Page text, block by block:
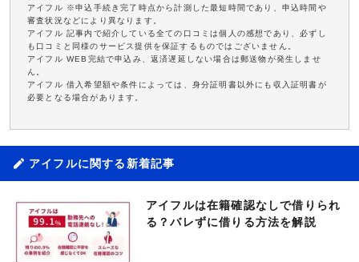
アイフル ※申込手続き完了時点から計測した最短時間であり、申込時間や
審査状況などにより異なります。
アイフル 記事内で紹介している全ての口コミは個人の感想であり、必ずし
も口コミと同様のサービス提供を保証するものではございません。
アイフル WEB完結で申込み、返済遅延しない場合は郵送物が発生しませ
ん。
アイフル 借入希望額や条件によっては、身分証明書以外にも収入証明書が
必要となる場合があります。
アイフルに関する新着記事
アイフルは在籍確認なしで借りられ
る？バレずに借りる方法を解説